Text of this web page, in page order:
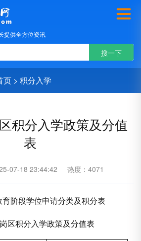
提供全方位资讯
页 > 积分入学
积分入学政策及分值
表
07-18 23:44:42 热度：4071
阶段学位申请分类及积分表
区积分入学政策及分值表